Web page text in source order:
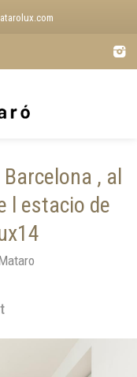
, al
l estacio de